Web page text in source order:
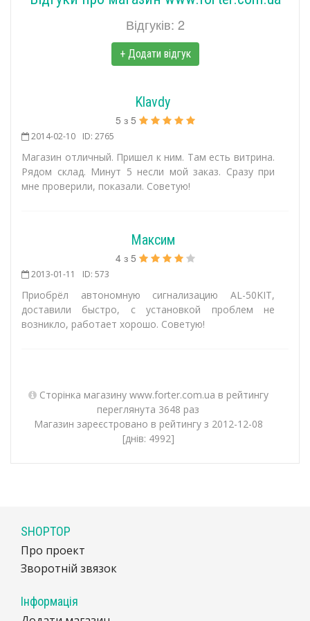
Відгуків: 2
+ Додати відгук
Klavdy
5 з 5
2014-02-10 ID: 2765
Магазин отличный. Пришел к ним. Там есть витрина.
Рядом склад. Минут 5 несли мой заказ. Сразу при
мне проверили, показали. Советую!
Максим
4з 5
2013-01-11 ID: 573
Приобрёл автономную сигнализацию AL-50KIT,
доставили быстро, с установкой проблем не
возникло, работает хорошо. Советую!
Сторінка магазину www.forter.com.ua в рейтингу
переглянута 3648 раз
Магазин зареєстровано в рейтингу з 2012-12-08
[днів: 4992]
SHOPTOP
Про проект
Зворотній звязок
Інформація